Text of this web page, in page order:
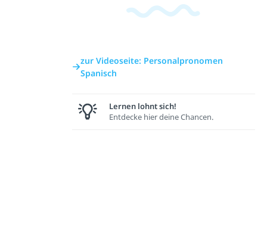
zur Videoseite: Personalpronomen
Spanisch
Lernen lohnt sich!
Entdecke hier deine Chancen.